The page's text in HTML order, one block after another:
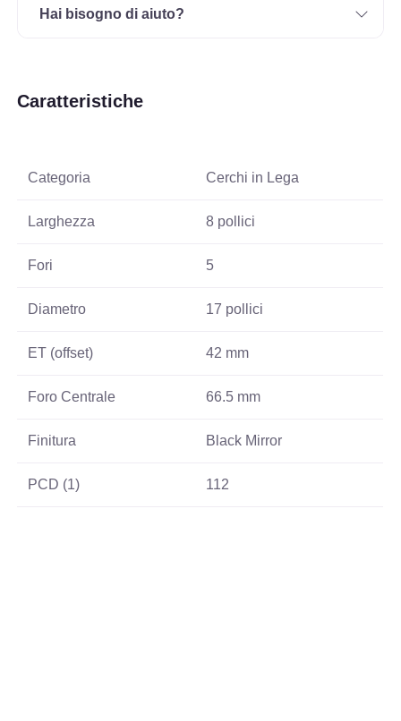
Hai bisogno di aiuto?
Caratteristiche
Categoria Cerchi in Lega
Larghezza 8 pollici
Fori 5
Diametro 17 pollici
ET (offset) 42 mm
Foro Centrale 66.5 mm
Finitura Black Mirror
PCD (1) 112